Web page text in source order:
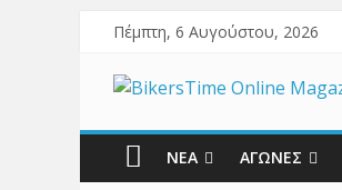
Πέμπτη, 6 Αυγούστου, 2026
ΝΕΑ ΑΓΩΝΕΣ